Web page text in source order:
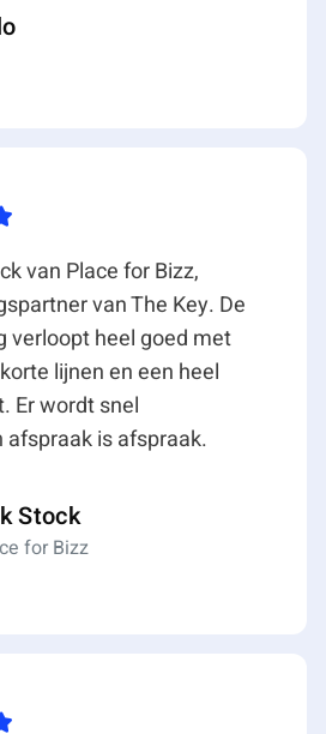
(inter)nationaal
zoals Copaco,
Group en KMWE. Tevens
met moderne,
gebouwen.
de directe omgeving zijn onder
Homij, Bechtle en NSpyre.
met o.a. de navolgende
boiler;
en herentoiletgroep;
van Place for Bizz,
van The Key. De
verloopt heel goed met
lijnen en een heel
Er wordt snel
afspraak is afspraak.
Stock
for Bizz